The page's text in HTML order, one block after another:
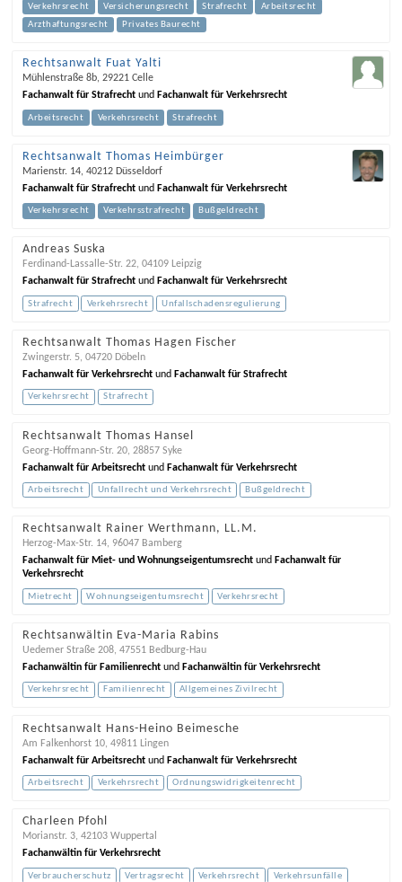
Verkehrsrecht Versicherungsrecht Strafrecht
Arbeitsrecht
Arzthaftungsrecht
Privates Baurecht
Rechtsanwalt Fuat Yalti
Mühlenstraße 8b, 29221 Celle
Fachanwalt für Strafrechtund Fachanwalt für Verkehrsrecht
Arbeitsrecht Verkehrsrecht Strafrecht
Rechtsanwalt Thomas Heimbürger
Marienstr. 14, 40212 Düsseldorf
Fachanwalt für Strafrechtund Fachanwalt für Verkehrsrecht
Verkehrsrecht Verkehrsstrafrecht Bußgeldrecht
Andreas Suska
Ferdinand-Lassalle-Str. 22, 04109 Leipzig
Fachanwalt für Strafrechtund Fachanwalt für Verkehrsrecht
Strafrecht Verkehrsrecht Unfallschadensregulierung
Rechtsanwalt Thomas Hagen Fischer
Zwingerstr. 5, 04720 Döbeln
Fachanwalt für Verkehrsrechtund Fachanwalt für Strafrecht
Verkehrsrecht Strafrecht
Rechtsanwalt Thomas Hansel
Georg-Hoffmann-Str. 20, 28857 Syke
Fachanwalt für Arbeitsrechtund Fachanwalt für Verkehrsrecht
Arbeitsrecht Unfallrecht und Verkehrsrecht Bußgeldrecht
Rechtsanwalt Rainer Werthmann, LL.M.
Herzog-Max-Str. 14, 96047 Bamberg
Fachanwalt für Miet- und Wohnungseigentumsrechtund Fachanwalt für
Verkehrsrecht
Mietrecht Wohnungseigentumsrecht Verkehrsrecht
Rechtsanwältin Eva-Maria Rabins
Uedemer Straße 208, 47551 Bedburg-Hau
Fachanwältin für Familienrechtund Fachanwältin für Verkehrsrecht
Verkehrsrecht Familienrecht Allgemeines Zivilrecht
Rechtsanwalt Hans-Heino Beimesche
Am Falkenhorst 10, 49811 Lingen
Fachanwalt für Arbeitsrechtund Fachanwalt für Verkehrsrecht
Arbeitsrecht Verkehrsrecht Ordnungswidrigkeitenrecht
Charleen Pfohl
Morianstr. 3, 42103 Wuppertal
Fachanwältin für Verkehrsrecht
Verbraucherschutz Vertragsrecht Verkehrsrecht Verkehrsunfälle